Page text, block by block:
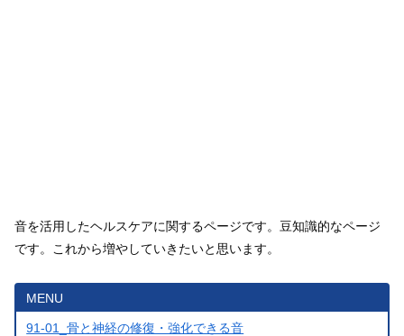
音を活用したヘルスケアに関するページです。豆知識的なページ
です。これから増やしていきたいと思います。
MENU
91-01_骨と神経の修復・強化できる音